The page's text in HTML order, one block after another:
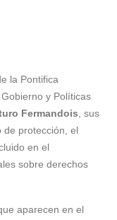
la Pontifica
y Políticas
Fermandois, sus
de protección, el
en el
sobre derechos
aparecen en el